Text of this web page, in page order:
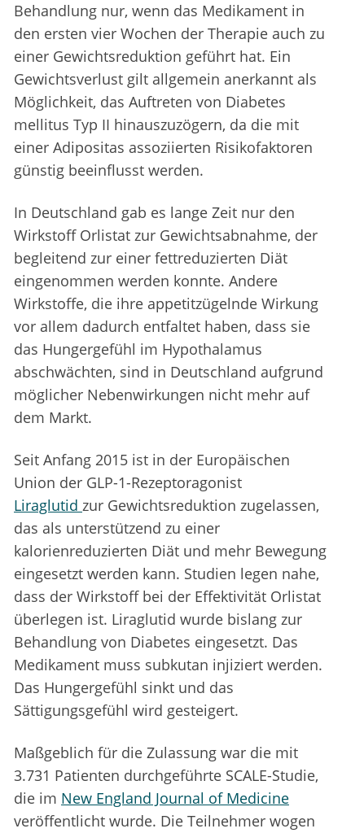
Behandlung nur, wenn das Medikament in
den ersten vier Wochen der Therapie auch zu
einer Gewichtsreduktion geführt hat. Ein
Gewichtsverlust gilt allgemein anerkannt als
Möglichkeit, das Auftreten von Diabetes
mellitus Typ II hinauszuzögern, da die mit
einer Adipositas assoziierten Risikofaktoren
günstig beeinflusst werden.
In Deutschland gab es lange Zeit nur den
Wirkstoff Orlistat zur Gewichtsabnahme, der
begleitend zur einer fettreduzierten Diät
eingenommen werden konnte. Andere
Wirkstoffe, die ihre appetitzügelnde Wirkung
vor allem dadurch entfaltet haben, dass sie
das Hungergefühl im Hypothalamus
abschwächten, sind in Deutschland aufgrund
möglicher Nebenwirkungen nicht mehr auf
dem Markt.
Seit Anfang 2015 ist in der Europäischen
Union der GLP-1-Rezeptoragonist
Liraglutid zur Gewichtsreduktion zugelassen,
das als unterstützend zu einer
kalorienreduzierten Diät und mehr Bewegung
eingesetzt werden kann. Studien legen nahe,
dass der Wirkstoff bei der Effektivität Orlistat
überlegen ist. Liraglutid wurde bislang zur
Behandlung von Diabetes eingesetzt. Das
Medikament muss subkutan injiziert werden.
Das Hungergefühl sinkt und das
Sättigungsgefühl wird gesteigert.
Maßgeblich für die Zulassung war die mit
3.731 Patienten durchgeführte SCALE-Studie,
die im New England Journal of Medicine
veröffentlicht wurde. Die Teilnehmer wogen